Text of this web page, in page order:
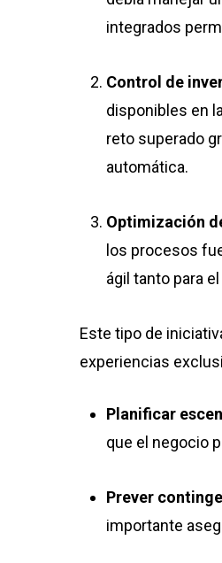
integrados
Control de
disponibles en
reto superado
automática.
Optimización
los procesos
ágil tanto para
Este tipo de
experiencias
Planificar
que el negocio
Prever
importante